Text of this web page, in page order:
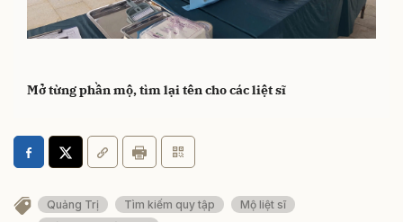
Mở từng phần mộ, tìm lại tên cho các liệt sĩ
Quảng Trị Tìm kiếm quy tập
Mộ liệt sĩ